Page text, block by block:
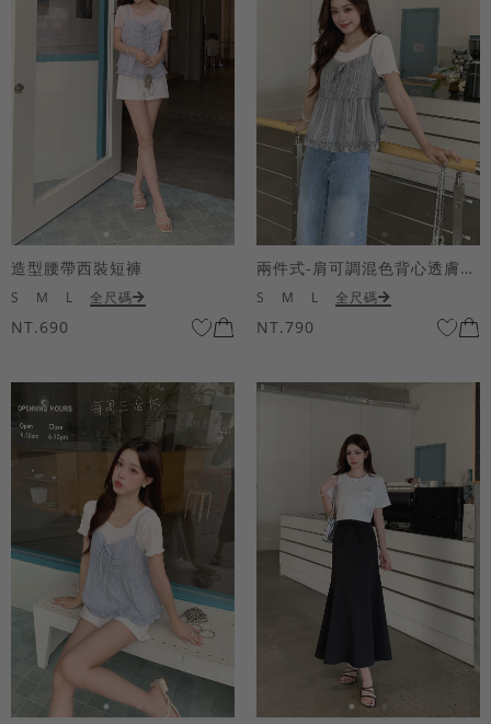
造型腰帶西裝短褲
S M L 全尺碼
NT.690
兩件式-肩可調混色背心透膚上衣套組
S M L 全尺碼
NT.790